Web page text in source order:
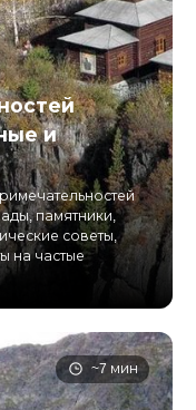
и
памятники,
советы,
на частые
~7 мин